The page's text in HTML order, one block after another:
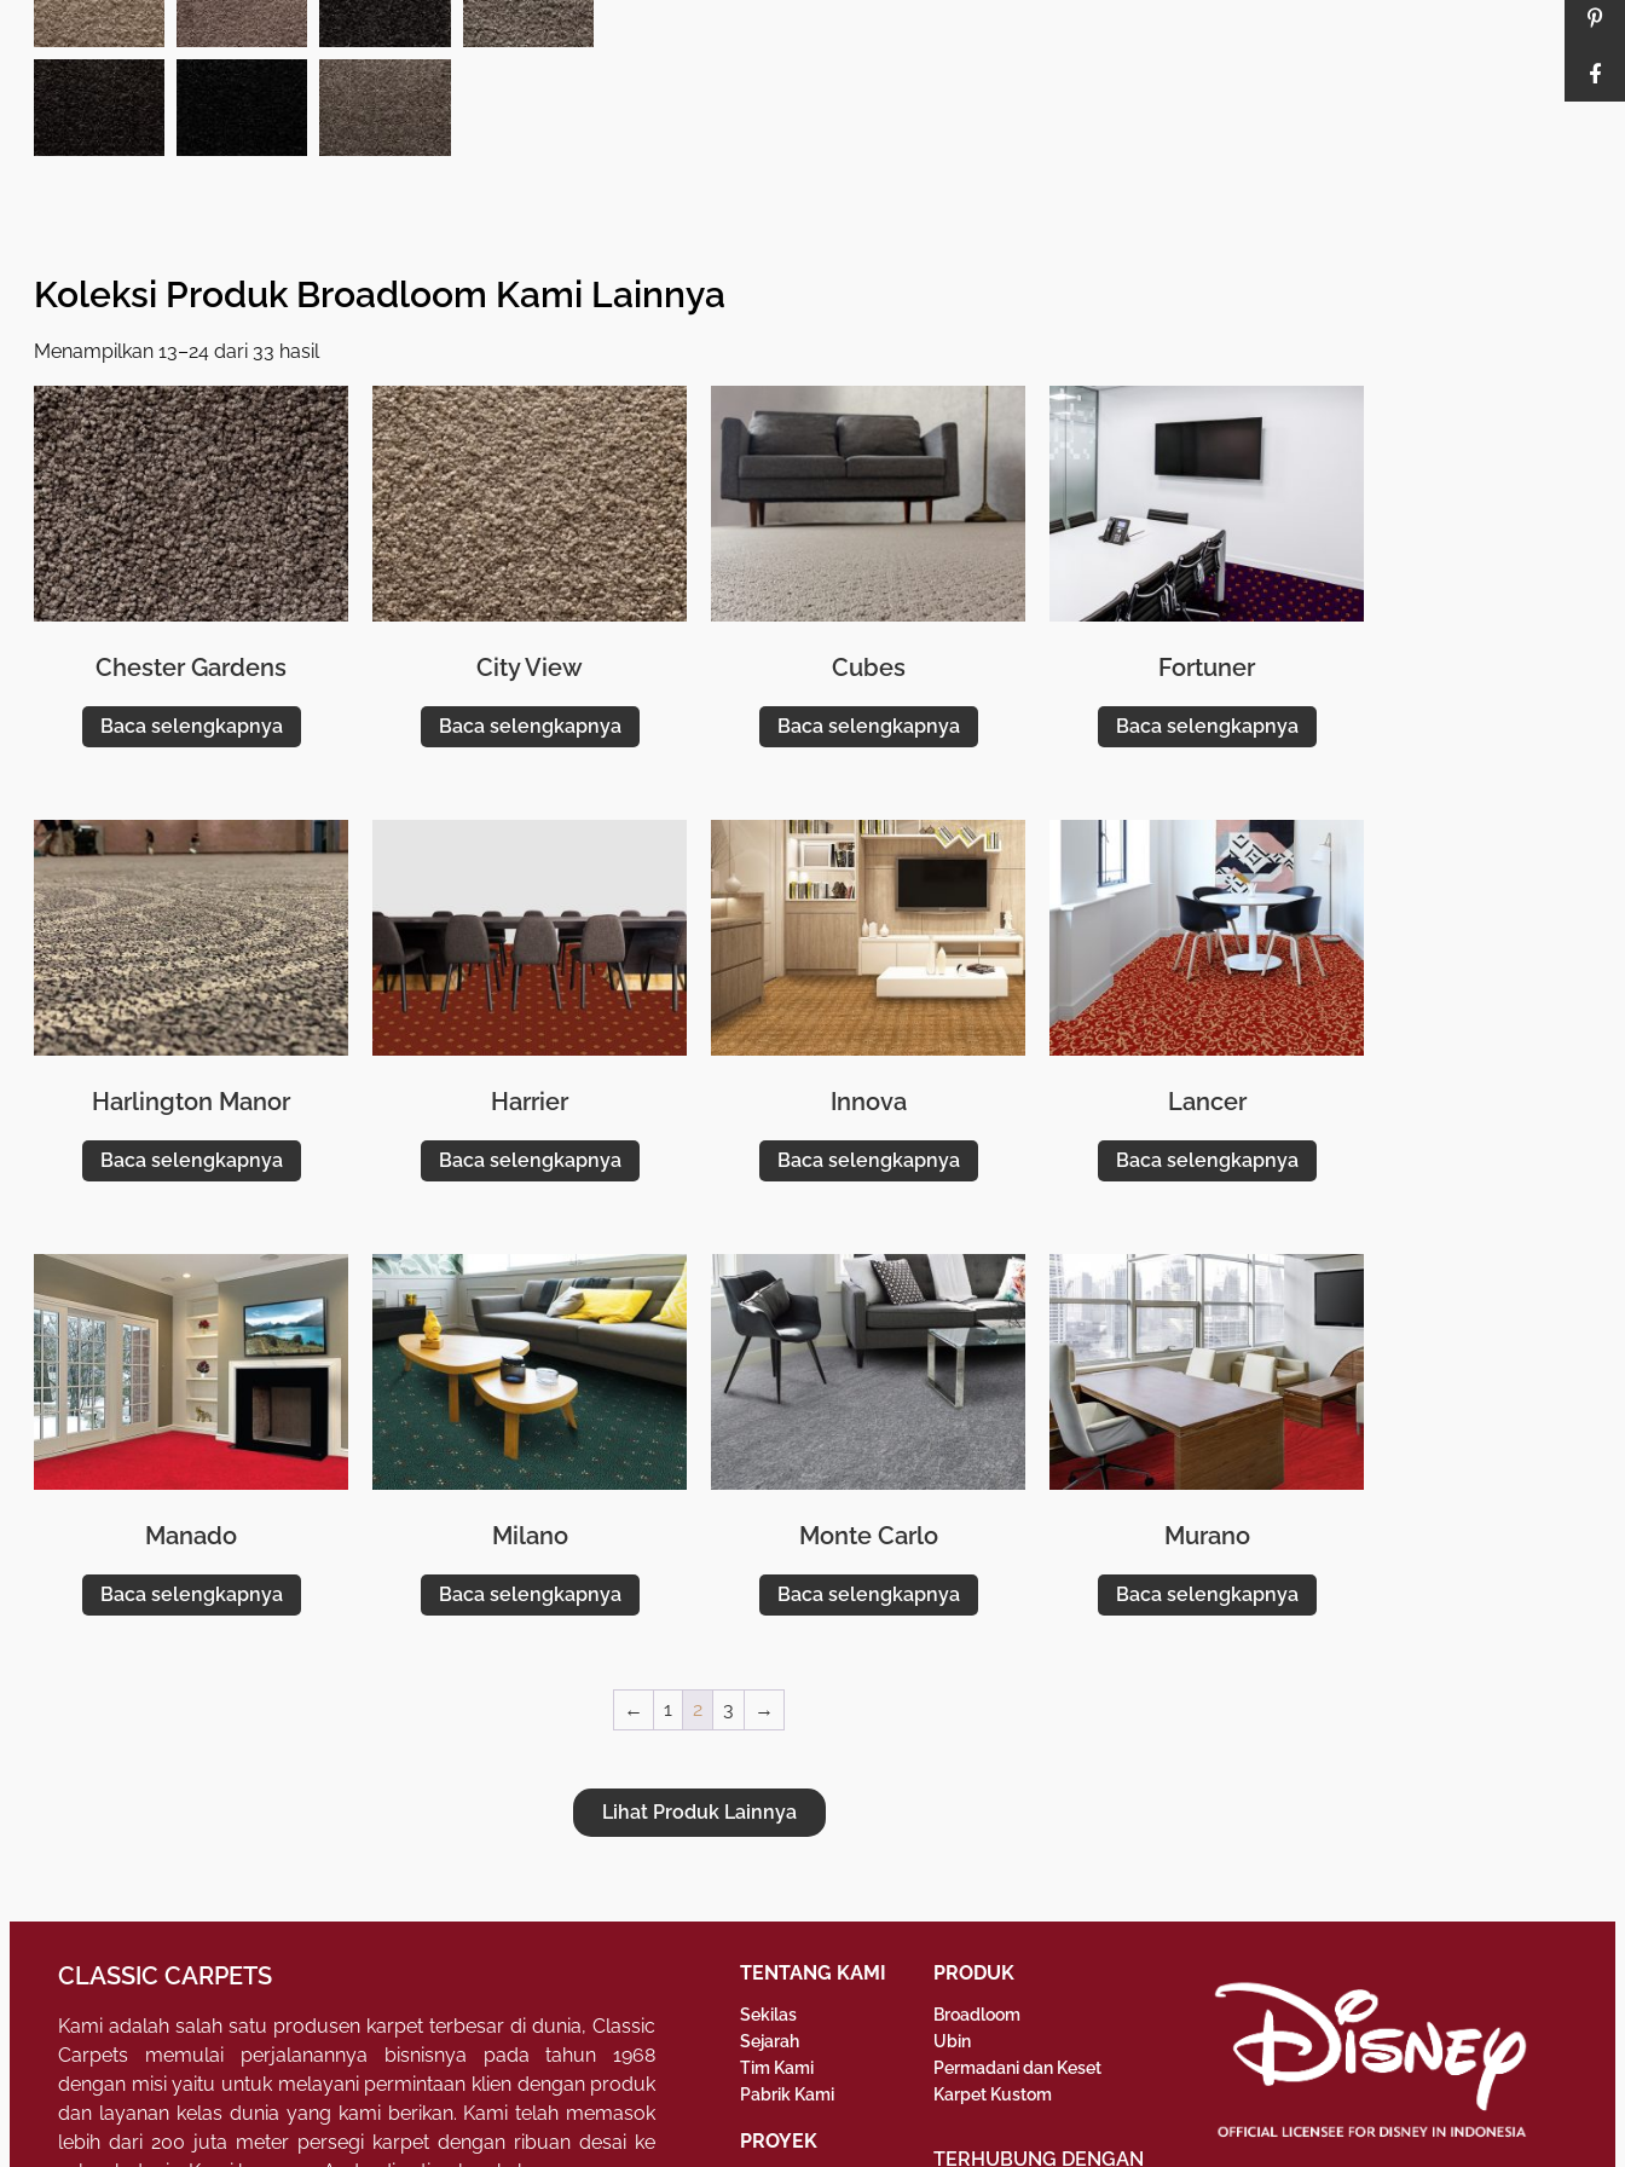
Koleksi Produk Broadloom Kami Lainnya
Menampilkan 13–24 dari 33 hasil
Chester Gardens
Baca selengkapnya
City View
Baca selengkapnya
Cubes
Baca selengkapnya
Fortuner
Baca selengkapnya
Harlington Manor
Baca selengkapnya
Harrier
Baca selengkapnya
Innova
Baca selengkapnya
Lancer
Baca selengkapnya
Manado
Baca selengkapnya
Milano
Baca selengkapnya
Monte Carlo
Baca selengkapnya
Murano
Baca selengkapnya
← 1 2 3 →
Lihat Produk Lainnya
CLASSIC CARPETS
Kami adalah salah satu produsen karpet terbesar di dunia, Classic
Carpets memulai perjalanannya bisnisnya pada tahun 1968
dengan misi yaitu untuk melayani permintaan klien dengan produk
dan layanan kelas dunia yang kami berikan. Kami telah memasok
lebih dari 200 juta meter persegi karpet dengan ribuan desai ke
TENTANG KAMI
Sekilas
Sejarah
Tim Kami
Pabrik Kami
PROYEK
PRODUK
Broadloom
Ubin
Permadani dan Keset
Karpet Kustom
TERHUBUNG DENGAN